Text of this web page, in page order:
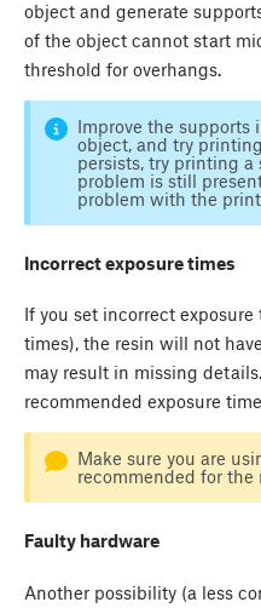
object and generate
of the object cannot start
threshold for overhangs.
Improve the supports
object, and try
persists, try printing
problem is still
problem with the
Incorrect exposure times
If you set incorrect
times), the resin will not
may result in missing
recommended exposure
Make sure you are
recommended for the
Faulty hardware
Another possibility (a less